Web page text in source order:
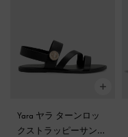
Yara ヤラ ターンロッ
クストラッピーサンダ